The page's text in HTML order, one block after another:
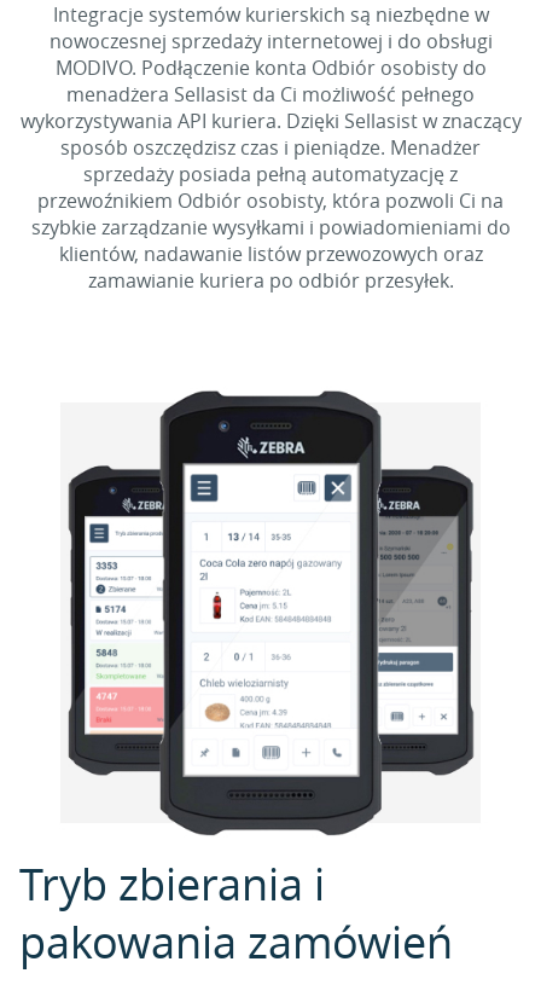
Integracje systemów kurierskich są niezbędne w
nowoczesnej sprzedaży internetowej i do obsługi
MODIVO. Podłączenie konta Odbiór osobisty do
menadżera Sellasist da Ci możliwość pełnego
wykorzystywania API kuriera. Dzięki Sellasist w znaczący
sposób oszczędzisz czas i pieniądze. Menadżer
sprzedaży posiada pełną automatyzację z
przewoźnikiem Odbiór osobisty, która pozwoli Ci na
szybkie zarządzanie wysyłkami i powiadomieniami do
klientów, nadawanie listów przewozowych oraz
zamawianie kuriera po odbiór przesyłek.
Tryb zbierania i
pakowania zamówień